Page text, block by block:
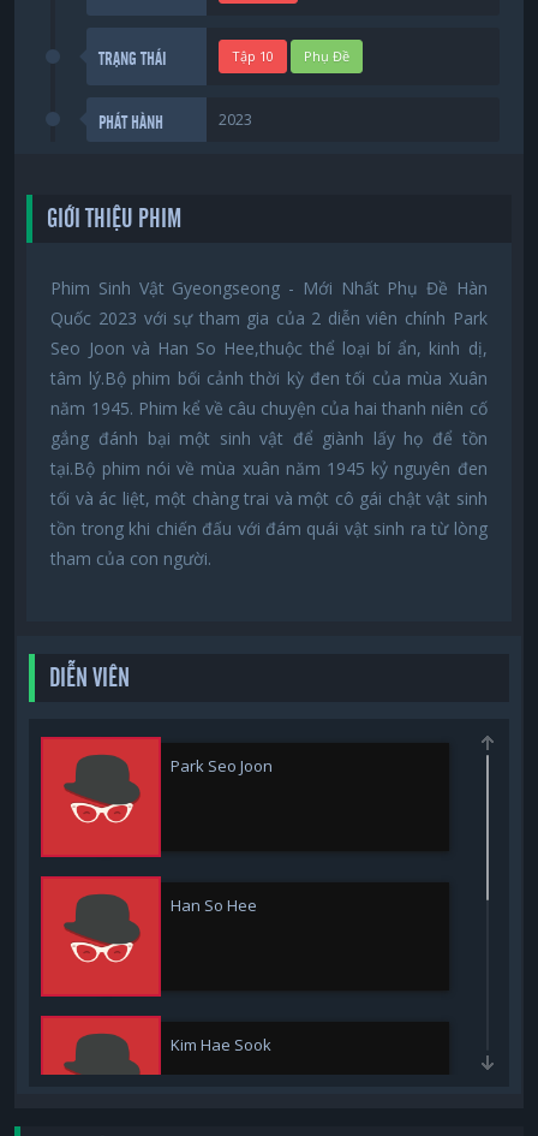
TRẠNG THÁI Tập 10 Phụ Đề
PHÁT HÀNH 2023
GIỚI THIỆU PHIM
Phim Sinh Vật Gyeongseong - Mới Nhất Phụ Đề Hàn
Quốc 2023 với sự tham gia của 2 diễn viên chính Park
Seo Joon và Han So Hee,thuộc thể loại bí ẩn, kinh dị,
tâm lý.Bộ phim bối cảnh thời kỳ đen tối của mùa Xuân
năm 1945. Phim kể về câu chuyện của hai thanh niên cố
gắng đánh bại một sinh vật để giành lấy họ để tồn
tại.Bộ phim nói về mùa xuân năm 1945 kỷ nguyên đen
tối và ác liệt, một chàng trai và một cô gái chật vật sinh
tồn trong khi chiến đấu với đám quái vật sinh ra từ lòng
tham của con người.
DIỄN VIÊN
Park Seo Joon
Han So Hee
Kim Hae Sook